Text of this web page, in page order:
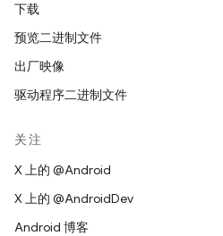
下载
预览二进制文件
出厂映像
驱动程序二进制文件
关注
X 上的 @Android
X 上的 @AndroidDev
Android 博客